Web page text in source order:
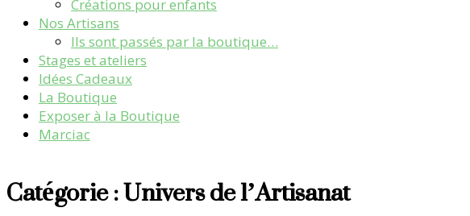
Créations pour enfants
Nos Artisans
Ils sont passés par la boutique…
Stages et ateliers
Idées Cadeaux
La Boutique
Exposer à la Boutique
Marciac
Catégorie :Univers de l’Artisanat